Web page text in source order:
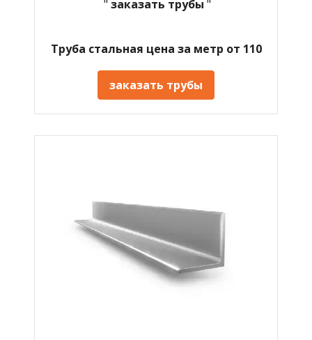
" заказать трубы "
Труба стальная цена за метр от 110
заказать трубы